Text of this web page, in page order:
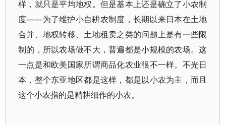
样，就只是平均地权。但是基本上还是确立了小农制
度——为了维护小自耕农制度，长期以来日本在土地
合并、地权转移、土地租卖之类的问题上是有一些限
制的，所以农场做不大，普遍都是小规模的农场。这
一点是和欧美国家所谓商品化农业很不一样。不光日
本，整个东亚地区都是这样，都是以小农为主，而且
这个小农指的是精耕细作的小农。